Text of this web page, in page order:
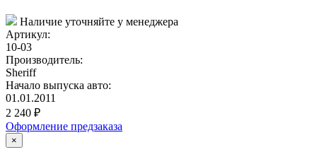
Наличие уточняйте у менеджера
Артикул:
10-03
Производитель:
Sheriff
Начало выпуска авто:
01.01.2011
2 240 ₽
Оформление предзаказа
×